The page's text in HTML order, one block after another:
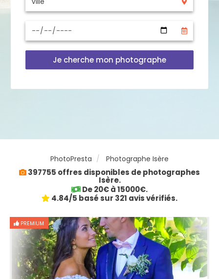
Je cherche mon photographe
PhotoPresta Photographe Isère
397755 offres disponibles de photographes
Isère.
De 20€ à 15000€.
4.84/5 basé sur 321 avis vérifiés.
PREMIUM